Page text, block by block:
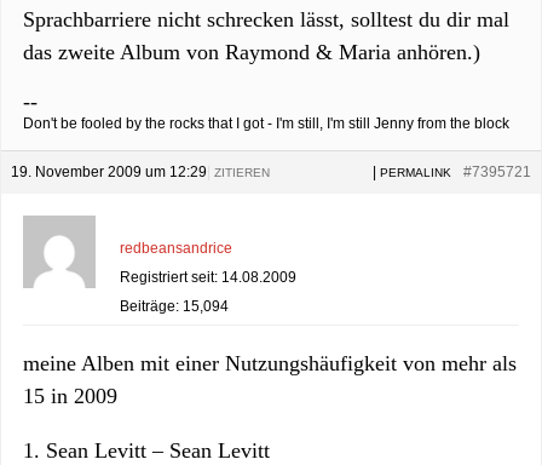
Sprachbarriere nicht schrecken lässt, solltest du dir mal
das zweite Album von Raymond & Maria anhören.)
--
Don't be fooled by the rocks that I got - I'm still, I'm still Jenny from the block
19. November 2009 um 12:29 #7395721
PERMALINK
ZITIEREN
redbeansandrice
Registriert seit: 14.08.2009
Beiträge: 15,094
meine Alben mit einer Nutzungshäufigkeit von mehr als
15 in 2009
1. Sean Levitt – Sean Levitt